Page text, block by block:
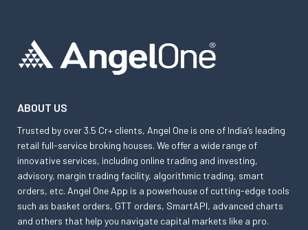
ABOUT US
Trusted by over 3.5 Cr+ clients, Angel One is one of India’s leading
retail full-service broking houses. We offer a wide range of
innovative services, including online trading and investing,
advisory, margin trading facility, algorithmic trading, smart
orders, etc. Angel One App is a powerhouse of cutting-edge tools
such as basket orders, GTT orders, SmartAPI, advanced charts
and others that help you navigate capital markets like a pro.